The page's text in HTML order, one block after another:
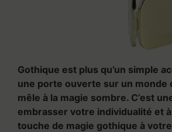
Gothique est plus qu’un simple
une porte ouverte sur un monde
mêle à la magie sombre. C’est
embrasser votre individualité et
touche de magie gothique à